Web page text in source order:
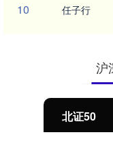
10 任子行
沪
北证50